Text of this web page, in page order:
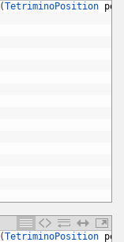
(TetriminoPosition pos
(TetriminoPosition pos